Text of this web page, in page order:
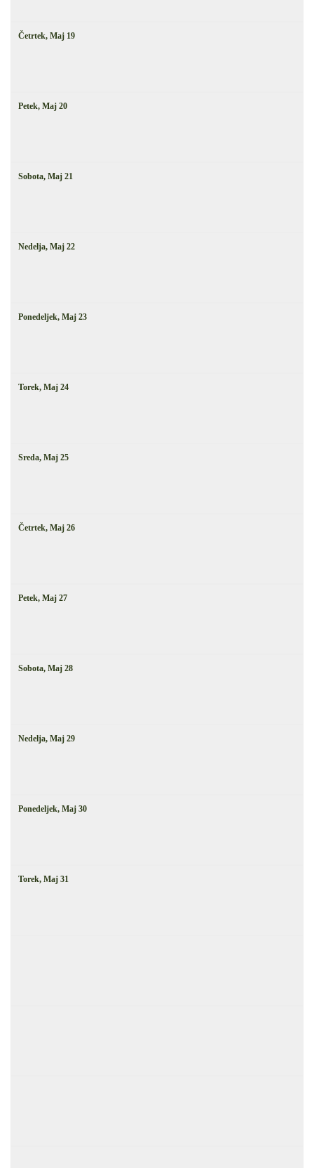
Četrtek, Maj 19
Petek, Maj 20
Sobota, Maj 21
Nedelja, Maj 22
Ponedeljek, Maj 23
Torek, Maj 24
Sreda, Maj 25
Četrtek, Maj 26
Petek, Maj 27
Sobota, Maj 28
Nedelja, Maj 29
Ponedeljek, Maj 30
Torek, Maj 31